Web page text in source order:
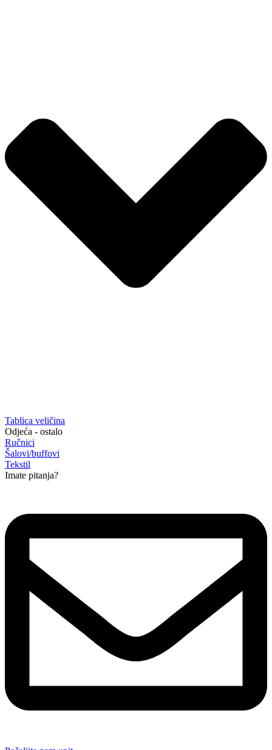
Tablica veličina
Odjeća - ostalo
Ručnici
Šalovi/buffovi
Tekstil
Imate pitanja?